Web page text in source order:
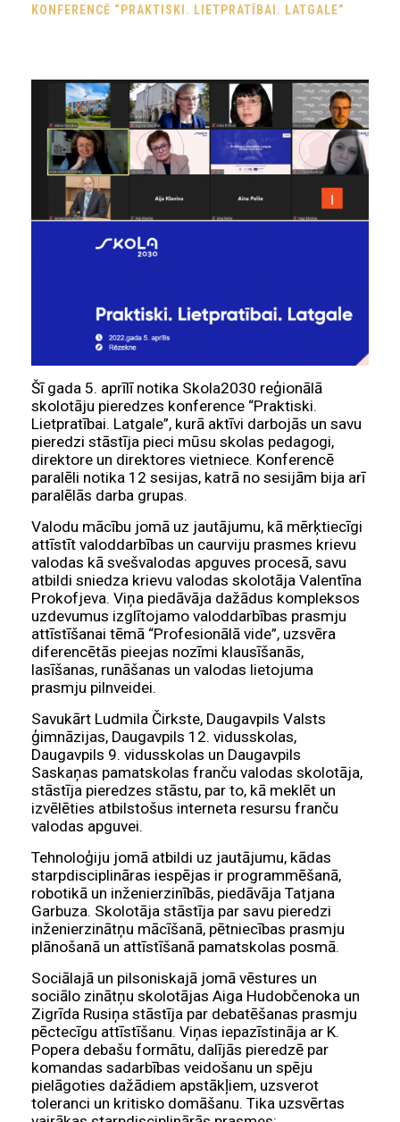
KONFERENCĒ “PRAKTISKI. LIETPRATĪBAI. LATGALE”
Šī gada 5. aprīlī notika Skola2030 reģionālā
skolotāju pieredzes konference “Praktiski.
Lietpratībai. Latgale”, kurā aktīvi darbojās un savu
pieredzi stāstīja pieci mūsu skolas pedagogi,
direktore un direktores vietniece. Konferencē
paralēli notika 12 sesijas, katrā no sesijām bija arī
paralēlās darba grupas.
Valodu mācību jomā uz jautājumu, kā mērķtiecīgi
attīstīt valoddarbības un caurviju prasmes krievu
valodas kā svešvalodas apguves procesā, savu
atbildi sniedza krievu valodas skolotāja Valentīna
Prokofjeva. Viņa piedāvāja dažādus kompleksos
uzdevumus izglītojamo valoddarbības prasmju
attīstīšanai tēmā “Profesionālā vide”, uzsvēra
diferencētās pieejas nozīmi klausīšanās,
lasīšanas, runāšanas un valodas lietojuma
prasmju pilnveidei.
Savukārt Ludmila Čirkste, Daugavpils Valsts
ģimnāzijas, Daugavpils 12. vidusskolas,
Daugavpils 9. vidusskolas un Daugavpils
Saskaņas pamatskolas franču valodas skolotāja,
stāstīja pieredzes stāstu, par to, kā meklēt un
izvēlēties atbilstošus interneta resursu franču
valodas apguvei.
Tehnoloģiju jomā atbildi uz jautājumu, kādas
starpdisciplināras iespējas ir programmēšanā,
robotikā un inženierzinībās, piedāvāja Tatjana
Garbuza. Skolotāja stāstīja par savu pieredzi
inženierzinātņu mācīšanā, pētniecības prasmju
plānošanā un attīstīšanā pamatskolas posmā.
Sociālajā un pilsoniskajā jomā vēstures un
sociālo zinātņu skolotājas Aiga Hudobčenoka un
Zigrīda Rusiņa stāstīja par debatēšanas prasmju
pēctecīgu attīstīšanu. Viņas iepazīstināja ar K.
Popera debašu formātu, dalījās pieredzē par
komandas sadarbības veidošanu un spēju
pielāgoties dažādiem apstākļiem, uzsverot
toleranci un kritisko domāšanu. Tika uzsvērtas